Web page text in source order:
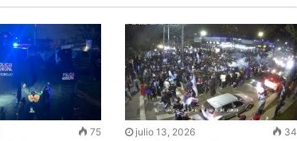
75 julio 13, 2026 34